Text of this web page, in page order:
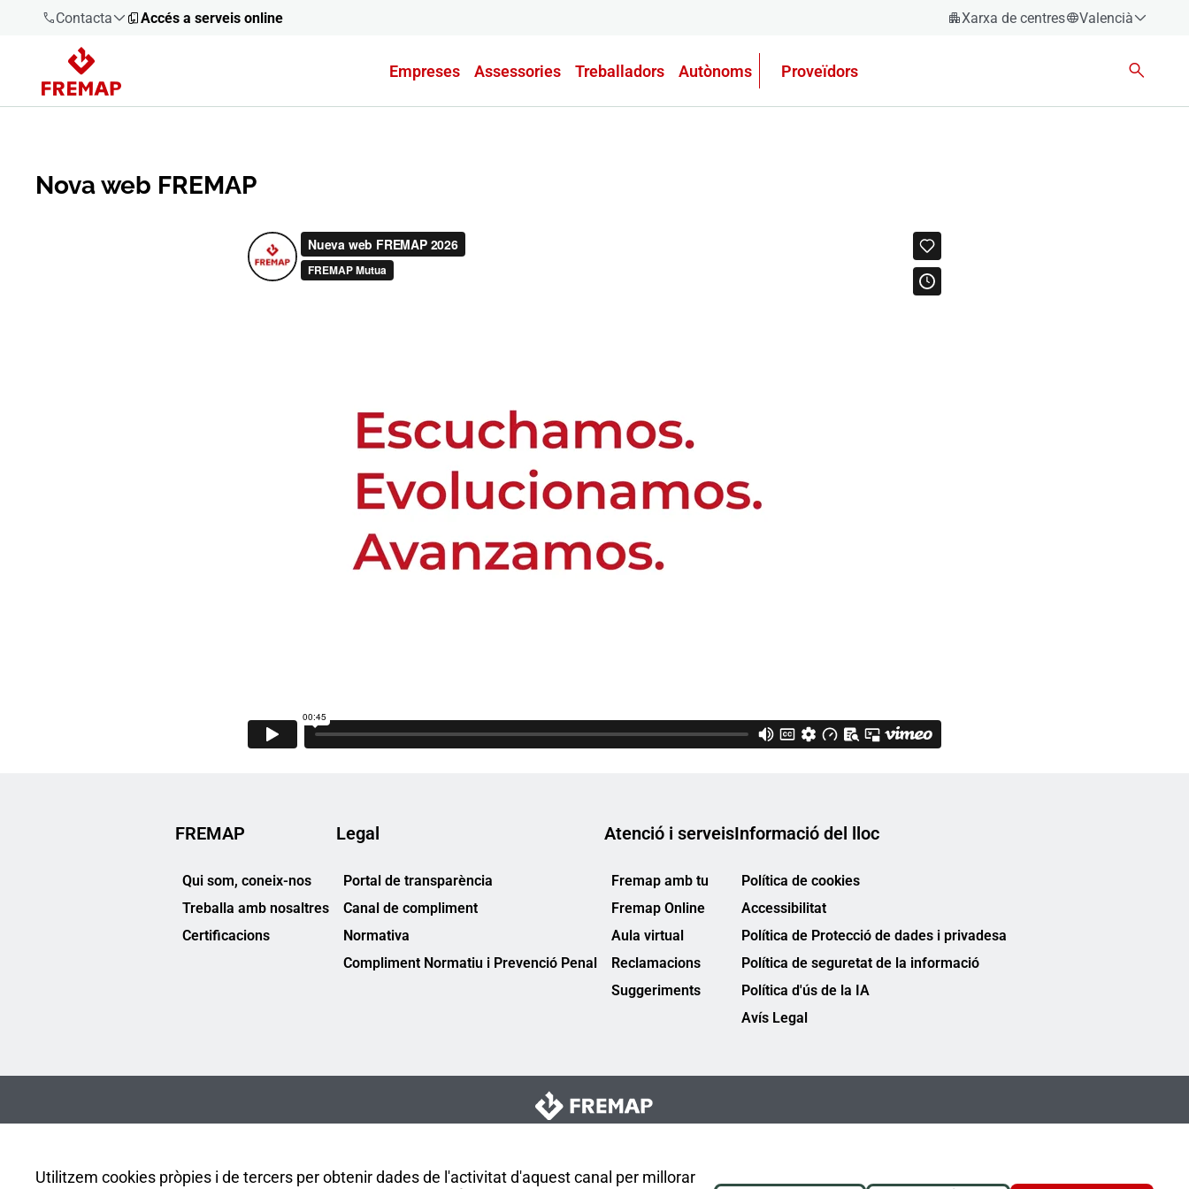
Contacta
900 61 00
61
919 61 61
Accés a serveis online Xarxa de centres
Valencià
Empreses Assessories Treballadors Autònoms Proveïdors
Utilitzem cookies pròpies i de tercers per obtenir dades de l'activitat d'aquest canal per millorar
Nova web FREMAP
FREMAP
Qui som, coneix-nos
Treballa amb nosaltres
Certificacions
Legal
Portal de transparència
Canal de compliment
Normativa
Compliment Normatiu i Prevenció Penal
Atenció i serveis
Fremap amb tu
Fremap Online
Aula virtual
Reclamacions
Suggeriments
Informació del lloc
Política de cookies
Accessibilitat
Política de Protecció de dades i privadesa
Política de seguretat de la informació
Política d'ús de la IA
Avís Legal